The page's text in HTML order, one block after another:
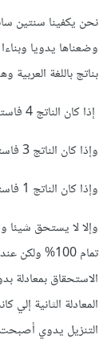
نحن يكفينا سنتين
بناتج باللغة
إذا كان الناتج 4 فاستحقاقه كذا وكذا وكذا حسب ما ذكرة سابقا
وإذا كان الناتج 3 فاستحقاقه كذا وكذا ...
وإذا كان الناتج 1 فاستحقاقه كذا وكذا .
وإلا لا يستحق شيئا
الاستحقاق بمعادلة
المعادلة الثانية إلي
التنزيل يدوي